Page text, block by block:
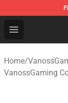
Open menu
Home/
VanossGaming